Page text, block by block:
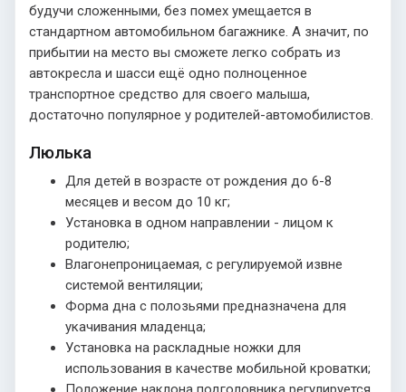
будучи сложенными, без помех умещается в
стандартном автомобильном багажнике. А значит, по
прибытии на место вы сможете легко собрать из
автокресла и шасси ещё одно полноценное
транспортное средство для своего малыша,
достаточно популярное у родителей-автомобилистов.
Люлька
Для детей в возрасте от рождения до 6-8
месяцев и весом до 10 кг;
Установка в одном направлении - лицом к
родителю;
Влагонепроницаемая, с регулируемой извне
системой вентиляции;
Форма дна с полозьями предназначена для
укачивания младенца;
Установка на раскладные ножки для
использования в качестве мобильной кроватки;